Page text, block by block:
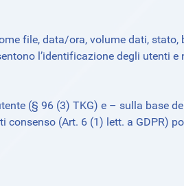
file, data/ora, volume dati, stato,
l’identificazione degli utenti
(§ 96 (3) TKG) e – sulla base
(Art. 6 (1) lett. a GDPR)